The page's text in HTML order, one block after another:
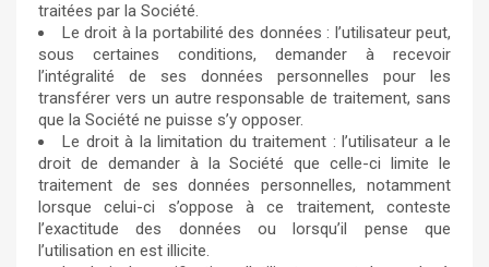
traitées par la Société.
Le droit à la portabilité des données : l’utilisateur peut,
sous certaines conditions, demander à recevoir
l’intégralité de ses données personnelles pour les
transférer vers un autre responsable de traitement, sans
que la Société ne puisse s’y opposer.
Le droit à la limitation du traitement : l’utilisateur a le
droit de demander à la Société que celle-ci limite le
traitement de ses données personnelles, notamment
lorsque celui-ci s’oppose à ce traitement, conteste
l’exactitude des données ou lorsqu’il pense que
l’utilisation en est illicite.